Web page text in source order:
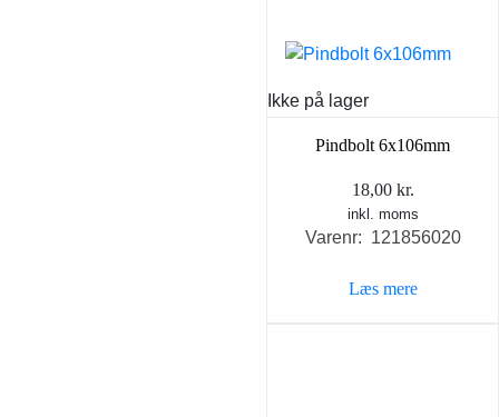
Ikke på lager
Pindbolt 6x106mm
18,00 kr.
inkl. moms
Varenr: 121856020
Læs mere